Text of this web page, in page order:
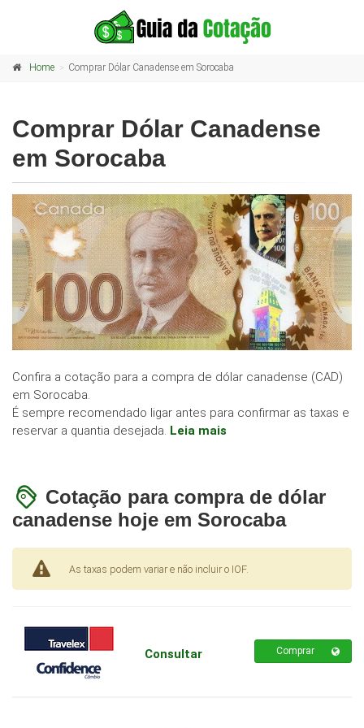
Home Comprar Dólar Canadense em Sorocaba
Comprar Dólar Canadense
em Sorocaba
Confira a cotação para a compra de dólar canadense (CAD)
em Sorocaba.
É sempre recomendado ligar antes para confirmar as taxas e
reservar a quantia desejada. Leia mais
Cotação para compra de dólar
canadense hoje em Sorocaba
As taxas podem variar e não incluir o IOF.
Consultar Comprar